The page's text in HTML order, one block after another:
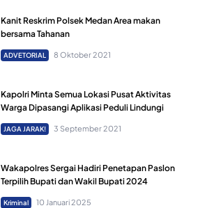
Kanit Reskrim Polsek Medan Area makan
bersama Tahanan
ADVETORIAL 8 Oktober 2021
Kapolri Minta Semua Lokasi Pusat Aktivitas
Warga Dipasangi Aplikasi Peduli Lindungi
JAGA JARAK! 3 September 2021
Wakapolres Sergai Hadiri Penetapan Paslon
Terpilih Bupati dan Wakil Bupati 2024
Kriminal 10 Januari 2025